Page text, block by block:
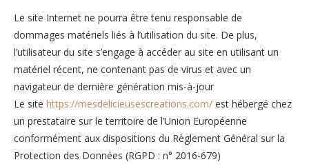
Le site Internet ne pourra être tenu responsable de
dommages matériels liés à l’utilisation du site. De plus,
l’utilisateur du site s’engage à accéder au site en utilisant un
matériel récent, ne contenant pas de virus et avec un
navigateur de dernière génération mis-à-jour
Le site https://mesdelicieusescreations.com/ est hébergé chez
un prestataire sur le territoire de l’Union Européenne
conformément aux dispositions du Règlement Général sur la
Protection des Données (RGPD : n° 2016-679)